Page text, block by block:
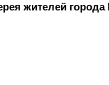
жителей города